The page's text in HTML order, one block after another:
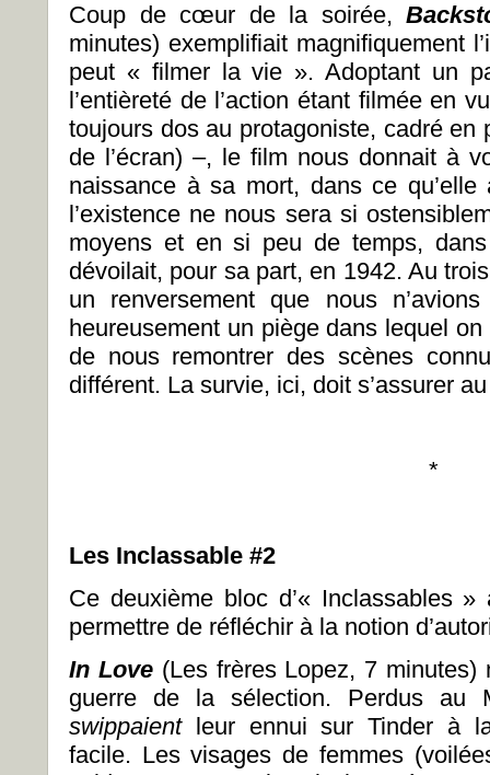
Coup de cœur de la soirée,
minutes) exemplifiait magnifiquement
peut « filmer la vie ». Adoptant un
l’entièreté de l’action étant filmée en
toujours dos au protagoniste, cadré en
de l’écran) –, le film nous donnait à
naissance à sa mort, dans ce
l’existence ne nous sera si
moyens et en si peu de temps,
dévoilait, pour sa part, en 1942. Au
un renversement que nous
heureusement un piège dans lequel
de nous remontrer des scènes
différent. La survie, ici, doit s’assurer
*
Les Inclassable #2
Ce deuxième bloc d’« Inclassables
permettre de réfléchir à la notion
In Love (Les frères Lopez, 7
guerre de la sélection. Perdus au
swippaientleur ennui sur Tinder à la
facile. Les visages de femmes